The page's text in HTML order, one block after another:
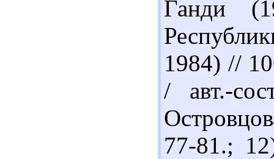
Ганди
1984) //
/ авт.-
77-81.;